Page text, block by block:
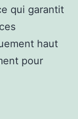
qui garantit
haut
pour